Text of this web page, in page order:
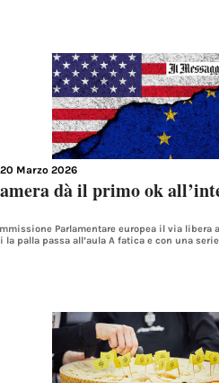
Marzo 2026
dà il primo ok
Parlamentare europea il via
palla passa all’aula A fatica e con una